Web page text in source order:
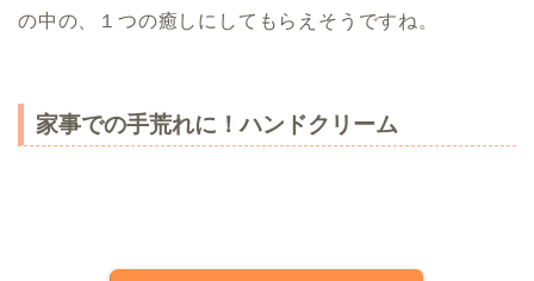
の中の、１つの癒しにしてもらえそうですね。
家事での手荒れに！ハンドクリーム